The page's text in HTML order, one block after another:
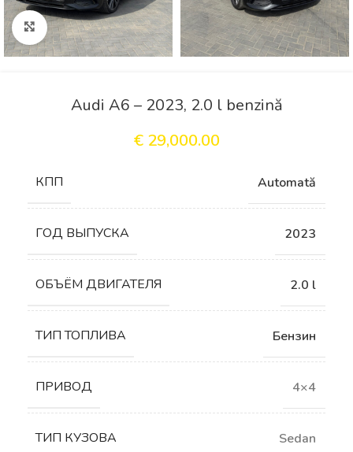
Click to enlarge
Audi A6 – 2023, 2.0 l benzină
€ 29,000.00
КПП Automată
ГОД ВЫПУСКА 2023
ОБЪЁМ ДВИГАТЕЛЯ 2.0 l
ТИП ТОПЛИВА Бензин
ПРИВОД 4×4
ТИП КУЗОВА Sedan